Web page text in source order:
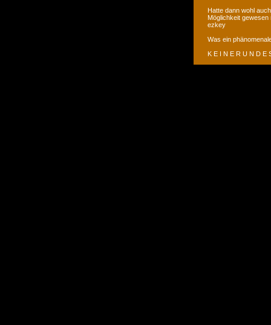
Hatte dann wohl
Möglichkeit gewesen
ezkey
Was ein
K E I N E R U N D E